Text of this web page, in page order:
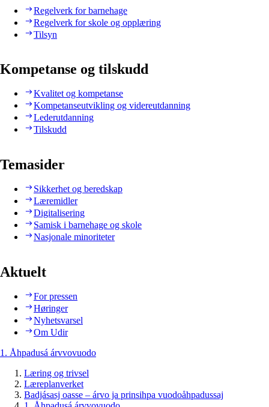
Regelverk for barnehage
Regelverk for skole og opplæring
Tilsyn
Kompetanse og tilskudd
Kvalitet og kompetanse
Kompetanseutvikling og videreutdanning
Lederutdanning
Tilskudd
Temasider
Sikkerhet og beredskap
Læremidler
Digitalisering
Samisk i barnehage og skole
Nasjonale minoriteter
Aktuelt
For pressen
Høringer
Nyhetsvarsel
Om Udir
1. Åhpadusá árvvovuodo
Læring og trivsel
Læreplanverket
Badjásasj oasse – árvo ja prinsihpa vuodoåhpadussaj